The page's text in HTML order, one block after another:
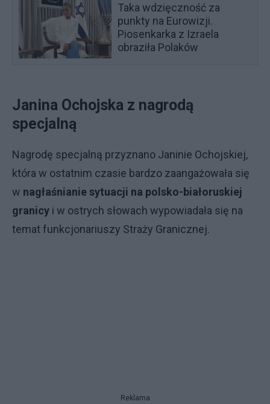
Taka wdzięczność za
punkty na Eurowizji.
Piosenkarka z Izraela
obraziła Polaków
Janina Ochojska z nagrodą
specjalną
Nagrodę specjalną przyznano Janinie Ochojskiej,
która w ostatnim czasie bardzo zaangażowała się
w nagłaśnianie sytuacji na polsko-białoruskiej
granicy i w ostrych słowach wypowiadała się na
temat funkcjonariuszy Straży Granicznej.
Reklama